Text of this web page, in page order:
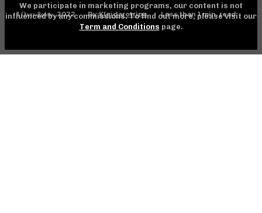
1 Οκτωβρίου, 2022 By Kleidarotripa Less than 1min. read
We participate in marketing programs, our content is not
influenced by any commissions. To find out more, please visit our
Term and Conditions page.